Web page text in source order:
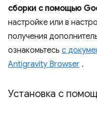
сборки с помощью
настройке или в
получения
ознакомьтесь с
Antigravity Browser .
Установка с